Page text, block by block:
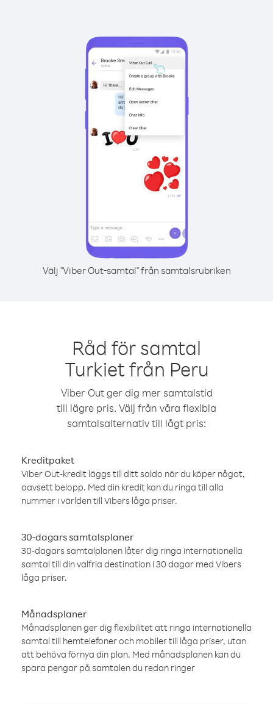
Välj "Viber Out-samtal" från samtalsrubriken
Råd för samtal
Turkiet från Peru
Viber Out ger dig mer samtalstid
till lägre pris. Välj från våra flexibla
samtalsalternativ till lågt pris:
Kreditpaket
Viber Out-kredit läggs till ditt saldo när du köper något,
oavsett belopp. Med din kredit kan du ringa till alla
nummer i världen till Vibers låga priser.
30-dagars samtalsplaner
30-dagars samtalplanen låter dig ringa internationella
samtal till din valfria destination i 30 dagar med Vibers
låga priser.
Månadsplaner
Månadsplanen ger dig flexibilitet att ringa internationella
samtal till hemtelefoner och mobiler till låga priser, utan
att behöva förnya din plan. Med månadsplanen kan du
spara pengar på samtalen du redan ringer